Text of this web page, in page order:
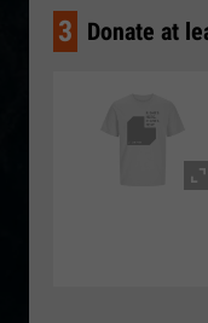
3 Donate at